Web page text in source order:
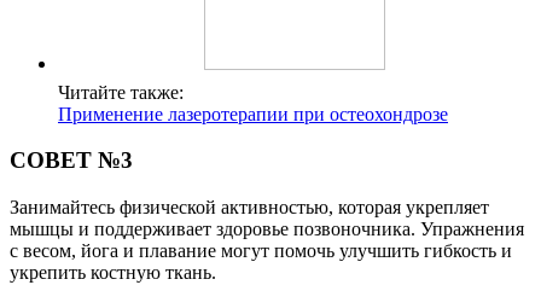
Читайте также:
Применение лазеротерапии при остеохондрозе
СОВЕТ №3
Занимайтесь физической активностью, которая укрепляет
мышцы и поддерживает здоровье позвоночника. Упражнения
с весом, йога и плавание могут помочь улучшить гибкость и
укрепить костную ткань.